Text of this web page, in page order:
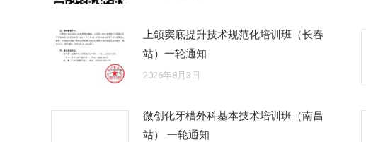
上颌窦底提升技术规范化培训班（长春
站）一轮通知
2026年8月3日
微创化牙槽外科基本技术培训班（南昌
站） 一轮通知